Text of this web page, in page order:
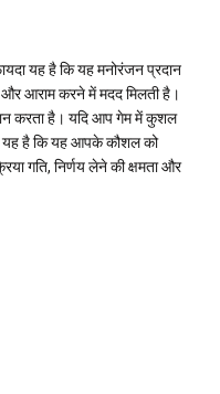
यह है कि यह मनोरंजन प्रदान
आराम करने में मदद मिलती है।
करता है। यदि आप गेम में कुशल
यह है कि यह आपके कौशल को
गति, निर्णय लेने की क्षमता और